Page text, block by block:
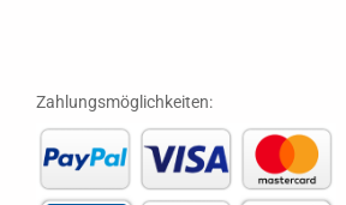
Zahlungsmöglichkeiten: